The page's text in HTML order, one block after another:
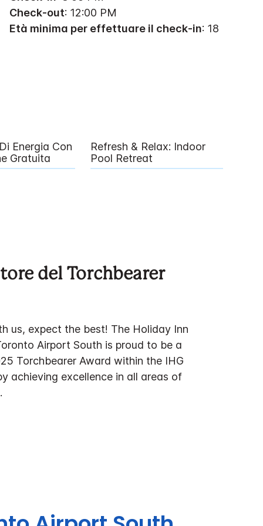
Check-out: 12:00 PM
Età minima per effettuare il check-in: 18
Energia Con
Gratuita
Refresh & Relax: Indoor
Pool Retreat
del Torchbearer
us, expect the best! The Holiday Inn
Airport South is proud to be a
Torchbearer Award within the IHG
achieving excellence in all areas of